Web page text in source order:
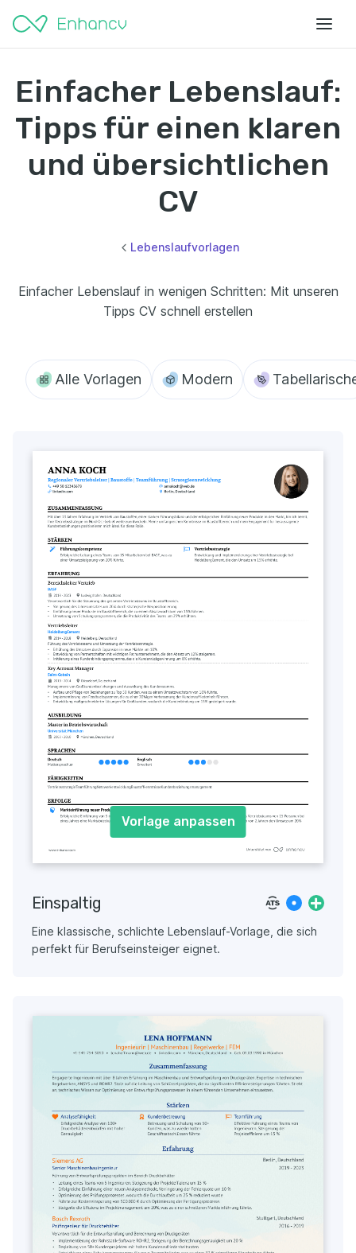
Einfacher Lebenslauf:
Tipps für einen klaren
und übersichtlichen
CV
Lebenslaufvorlagen
Einfacher Lebenslauf in wenigen Schritten: Mit unseren
Tipps CV schnell erstellen
Alle Vorlagen Modern
Vorlage anpassen
Einspaltig
Eine klassische, schlichte Lebenslauf-Vorlage, die sich
perfekt für Berufseinsteiger eignet.